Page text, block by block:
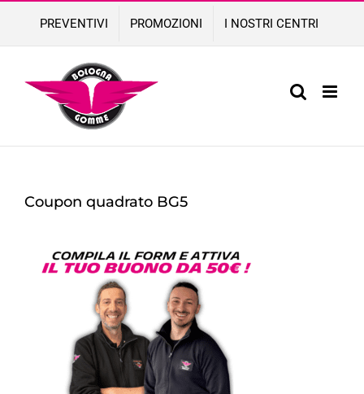
content
PREVENTIVI PROMOZIONI I NOSTRI CENTRI
Coupon quadrato BG5